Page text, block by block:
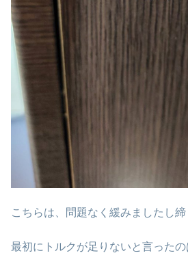
こちらは、問題なく緩みましたし締
最初にトルクが足りないと言ったの